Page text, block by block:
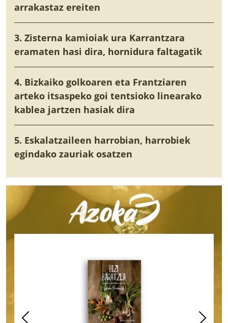
arrakastaz ereiten
3. Zisterna kamioiak ura Karrantzara
eramaten hasi dira, hornidura faltagatik
4. Bizkaiko golkoaren eta Frantziaren
arteko itsaspeko goi tentsioko linearako
kablea jartzen hasiak dira
5. Eskalatzaileen harrobian, harrobiek
egindako zauriak osatzen